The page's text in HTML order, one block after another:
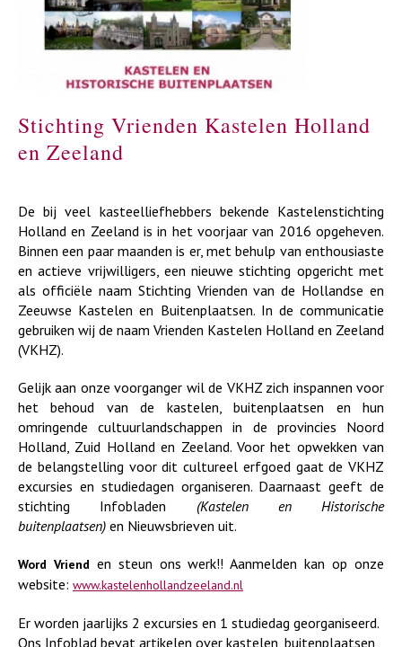
Stichting Vrienden Kastelen Holland
en Zeeland
De bij veel kasteelliefhebbers bekende Kastelenstichting
Holland en Zeeland is in het voorjaar van 2016 opgeheven.
Binnen een paar maanden is er, met behulp van enthousiaste
en actieve vrijwilligers, een nieuwe stichting opgericht met
als officiële naam Stichting Vrienden van de Hollandse en
Zeeuwse Kastelen en Buitenplaatsen. In de communicatie
gebruiken wij de naam Vrienden Kastelen Holland en Zeeland
(VKHZ).
Gelijk aan onze voorganger wil de VKHZ zich inspannen voor
het behoud van de kastelen, buitenplaatsen en hun
omringende cultuurlandschappen in de provincies Noord
Holland, Zuid Holland en Zeeland. Voor het opwekken van
de belangstelling voor dit cultureel erfgoed gaat de VKHZ
excursies en studiedagen organiseren. Daarnaast geeft de
stichting Infobladen (Kastelen en Historische
buitenplaatsen) en Nieuwsbrieven uit.
Word Vriend en steun ons werk!! Aanmelden kan op onze
website: www.kastelenhollandzeeland.nl
Er worden jaarlijks 2 excursies en 1 studiedag georganiseerd.
Ons Infoblad bevat artikelen over kastelen, buitenplaatsen,